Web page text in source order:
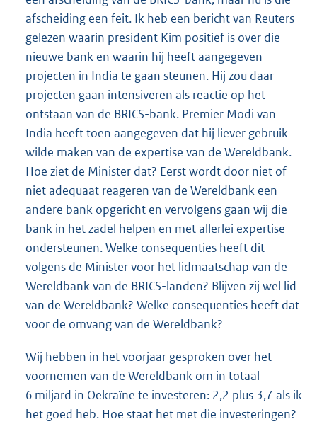
afscheiding een feit. Ik heb een bericht van Reuters
gelezen waarin president Kim positief is over die
nieuwe bank en waarin hij heeft aangegeven
projecten in India te gaan steunen. Hij zou daar
projecten gaan intensiveren als reactie op het
ontstaan van de BRICS-bank. Premier Modi van
India heeft toen aangegeven dat hij liever gebruik
wilde maken van de expertise van de Wereldbank.
Hoe ziet de Minister dat? Eerst wordt door niet of
niet adequaat reageren van de Wereldbank een
andere bank opgericht en vervolgens gaan wij die
bank in het zadel helpen en met allerlei expertise
ondersteunen. Welke consequenties heeft dit
volgens de Minister voor het lidmaatschap van de
Wereldbank van de BRICS-landen? Blijven zij wel lid
van de Wereldbank? Welke consequenties heeft dat
voor de omvang van de Wereldbank?
Wij hebben in het voorjaar gesproken over het
voornemen van de Wereldbank om in totaal
6 miljard in Oekraïne te investeren: 2,2 plus 3,7 als ik
het goed heb. Hoe staat het met die investeringen?